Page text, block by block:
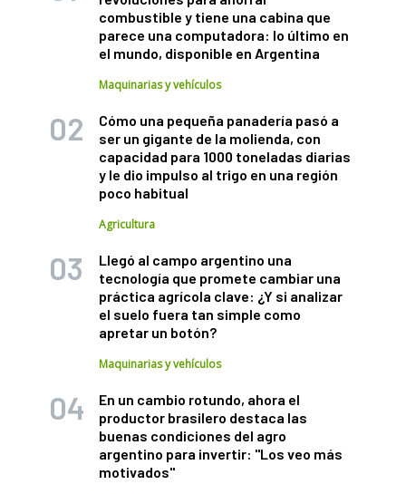
combustible y tiene una cabina que
parece una computadora: lo último en
el mundo, disponible en Argentina
Maquinarias y vehículos
Cómo una pequeña panadería pasó a
ser un gigante de la molienda, con
capacidad para 1000 toneladas diarias
y le dio impulso al trigo en una región
poco habitual
Agricultura
Llegó al campo argentino una
tecnología que promete cambiar una
práctica agrícola clave: ¿Y si analizar
el suelo fuera tan simple como
apretar un botón?
Maquinarias y vehículos
En un cambio rotundo, ahora el
productor brasilero destaca las
buenas condiciones del agro
argentino para invertir: "Los veo más
motivados"